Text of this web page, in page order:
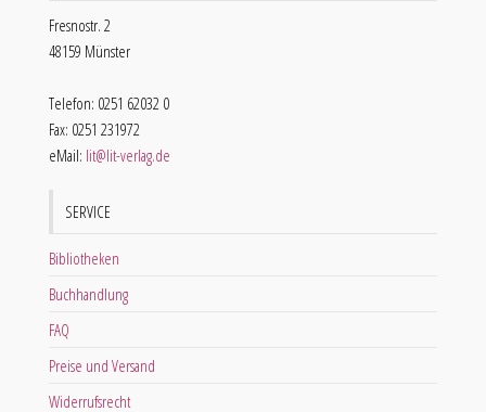
Fresnostr. 2
48159 Münster
Telefon: 0251 62032 0
Fax: 0251 231972
eMail: lit@lit-verlag.de
SERVICE
Bibliotheken
Buchhandlung
FAQ
Preise und Versand
Widerrufsrecht